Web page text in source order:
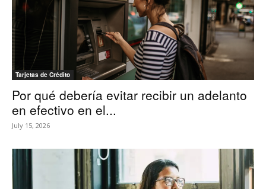
Tarjetas de Crédito
Por qué debería evitar recibir un adelanto
en efectivo en el...
July 15, 2026